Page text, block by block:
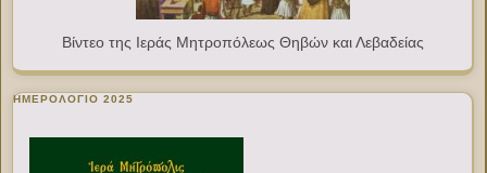
Βίντεο της Ιεράς Μητροπόλεως Θηβών και Λεβαδείας
ΗΜΕΡΟΛΟΓΙΟ 2025